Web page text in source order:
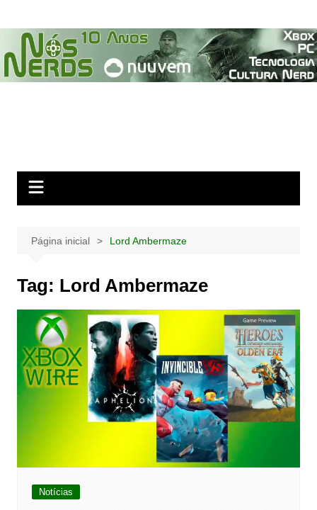
para
conteúdo
Página inicial Lord Ambermaze
Tag: Lord Ambermaze
Notícias